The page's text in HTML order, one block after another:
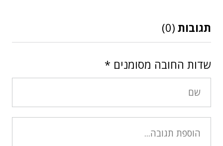
תגובות (0)
שדות החובה מסומנים *